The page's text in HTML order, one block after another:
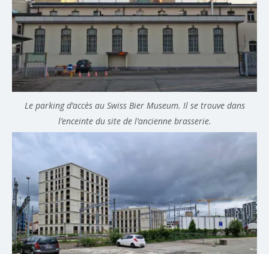
Le parking d’accès au Swiss Bier Museum. Il se trouve dans
l’enceinte du site de l’ancienne brasserie.